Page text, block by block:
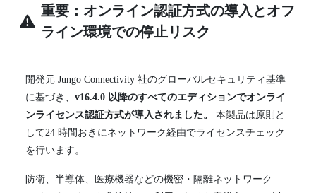
重要：オンライン認証方式の導入とオフ
ライン環境での停止リスク
開発元 Jungo Connectivity 社のグローバルセキュリティ基準
に基づき、 v16.4.0 以降のすべてのエディションでオンライ
ンライセンス認証方式が導入されました。
本製品は原則と
して24 時間おきにネットワーク経由でライセンスチェック
を行います。
防衛、半導体、医療機器などの機密・隔離ネットワーク